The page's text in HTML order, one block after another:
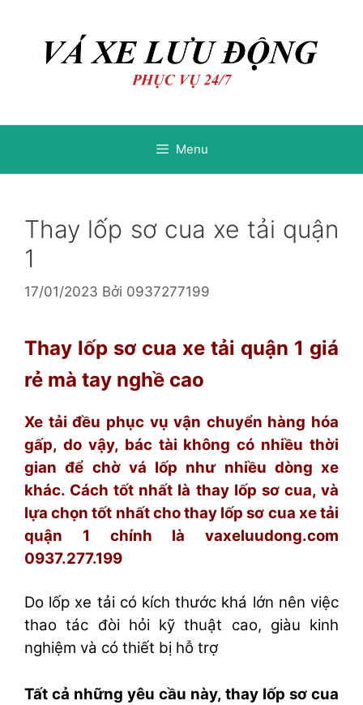
Menu
Thay lốp sơ cua xe tải quận
1
17/01/2023 Bởi 0937277199
Thay lốp sơ cua xe tải quận 1 giá
rẻ mà tay nghề cao
Xe tải đều phục vụ vận chuyển hàng hóa
gấp, do vậy, bác tài không có nhiều thời
gian để chờ vá lốp như nhiều dòng xe
khác. Cách tốt nhất là thay lốp sơ cua, và
lựa chọn tốt nhất cho thay lốp sơ cua xe tải
quận 1 chính là vaxeluudong.com
0937.277.199
Do lốp xe tải có kích thước khá lớn nên việc
thao tác đòi hỏi kỹ thuật cao, giàu kinh
nghiệm và có thiết bị hỗ trợ
Tất cả những yêu cầu này, thay lốp sơ cua